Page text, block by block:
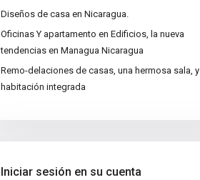
Diseños de casa en Nicaragua.
Oficinas Y apartamento en Edificios, la nueva
tendencias en Managua Nicaragua
Remo-delaciones de casas, una hermosa sala, y
habitación integrada
Iniciar sesión en su cuenta